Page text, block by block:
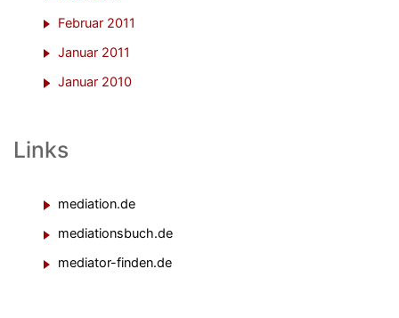
Februar 2011
Januar 2011
Januar 2010
Links
mediation.de
mediationsbuch.de
mediator-finden.de